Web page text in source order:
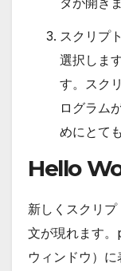
スクリプ
選択しま
す。スク
ログラム
めにとて
Hello
新しくスクリ
文が現れます
ウィンドウ）